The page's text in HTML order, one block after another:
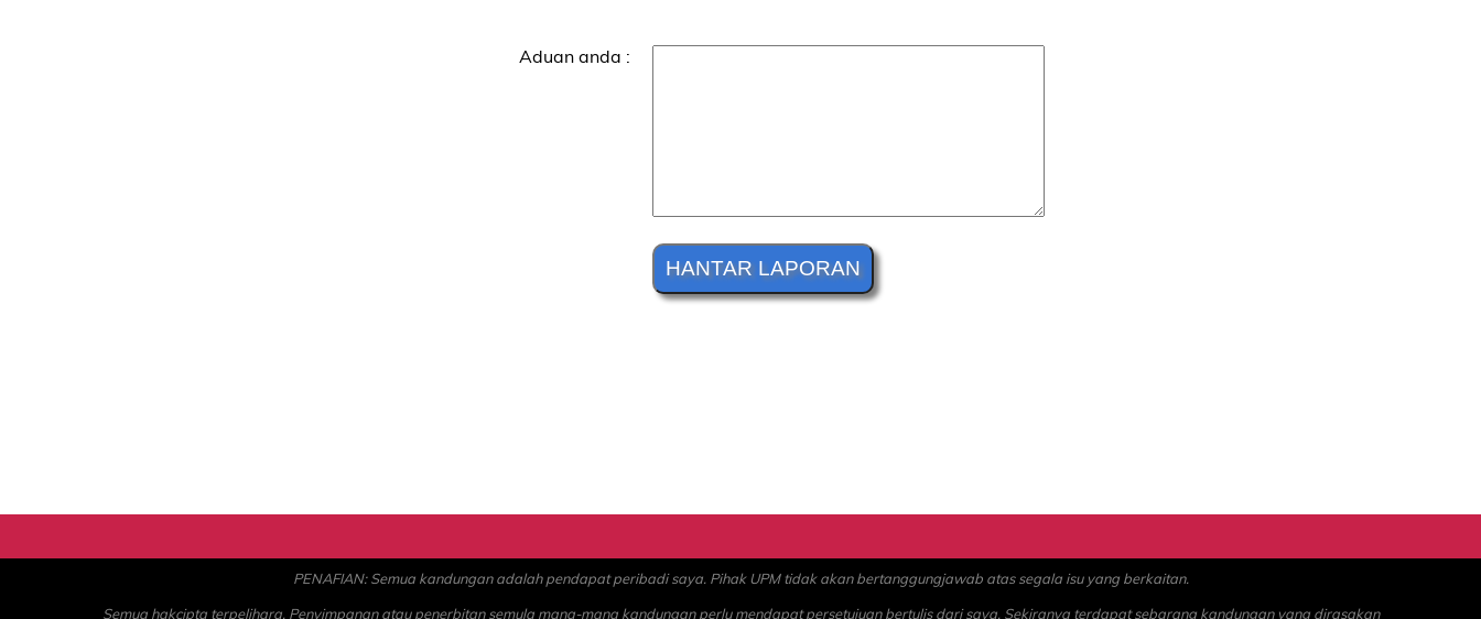
Aduan anda :
PENAFIAN: Semua kandungan adalah pendapat peribadi saya. Pihak UPM tidak akan bertanggungjawab atas segala isu yang berkaitan.
Semua hakcipta terpelihara. Penyimpanan atau penerbitan semula mana-mana kandungan perlu mendapat persetujuan bertulis dari saya. Sekiranya terdapat sebarang kandungan yang dirasakan